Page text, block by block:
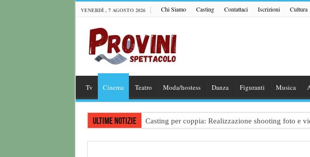
VENERDÌ , 7 AGOSTO 2026 Chi Siamo Casting Contattaci Iscrizioni Cultura
Tv Cinema Teatro Moda/hostess Danza Figuranti Musica
Ultime notizie Casting per coppia: Realizzazione shooting foto e